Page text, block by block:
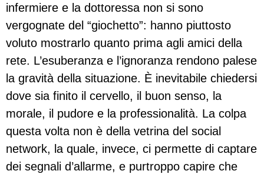
infermiere e la dottoressa non si sono
vergognate del “giochetto”: hanno piuttosto
voluto mostrarlo quanto prima agli amici della
rete. L’esuberanza e l’ignoranza rendono palese
la gravità della situazione. È inevitabile chiedersi
dove sia finito il cervello, il buon senso, la
morale, il pudore e la professionalità. La colpa
questa volta non è della vetrina del social
network, la quale, invece, ci permette di captare
dei segnali d’allarme, e purtroppo capire che